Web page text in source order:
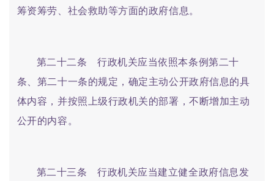
筹资筹劳、社会救助等方面的政府信息。
第二十二条 行政机关应当依照本条例第二十
条、第二十一条的规定，确定主动公开政府信息的具
体内容，并按照上级行政机关的部署，不断增加主动
公开的内容。
第二十三条 行政机关应当建立健全政府信息发